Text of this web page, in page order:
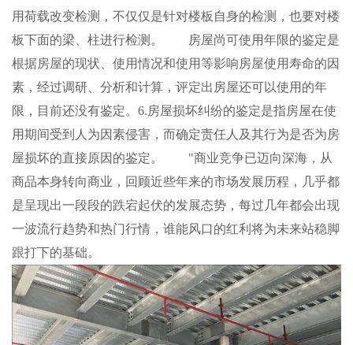
用荷载改变检测，不仅仅是针对楼板自身的检测，也要对楼
板下面的梁、柱进行检测。 房屋尚可使用年限的鉴定是
根据房屋的现状、使用情况和使用等影响房屋使用寿命的因
素，经过调研、分析和计算，评定出房屋还可以使用的年
限，目前还没有鉴定。6.房屋损坏纠纷的鉴定是指房屋在使
用期间受到人为因素侵害，而确定责任人及其行为是否为房
屋损坏的直接原因的鉴定。 "商业竞争已迈向深海，从
商品本身转向商业，回顾近些年来的市场发展历程，几乎都
是呈现出一段段的跌宕起伏的发展态势，每过几年都会出现
一波流行趋势和热门行情，谁能风口的红利将为未来站稳脚
跟打下的基础。